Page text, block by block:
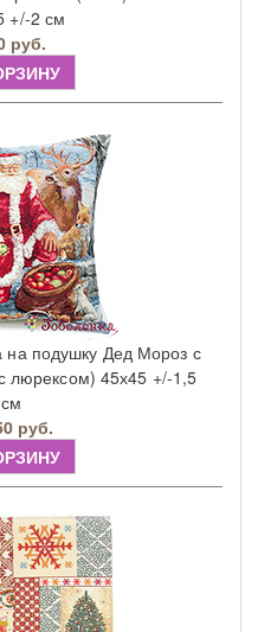
+/-2 см
руб.
на подушку Дед Мороз с
люрексом) 45х45 +/-1,5
см
руб.